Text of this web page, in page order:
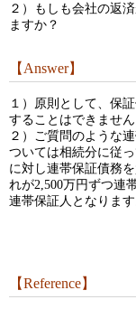
２）もしも会社の返
ますか？
【Answer】
１）原則として、保
することはできません
２）ご質問のような
ついては相続分に従
に対し連帯保証債務
れが2,500万円ずつ連
連帯保証人となります
【Reference】